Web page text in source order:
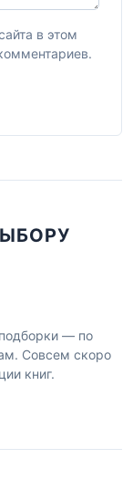
в этом
— по
Совсем скоро
книг.